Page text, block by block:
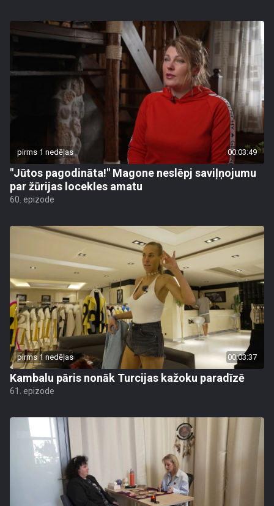
pirms 1 nedēļas 00:03:49
"Jūtos pagodināta!" Magone neslēpj saviļņojumu
par žūrijas locekles amatu
60. epizode
pirms 1 nedēļas 00:03:37
Kambalu pāris nonāk Turcijas kažoku paradīzē
61. epizode